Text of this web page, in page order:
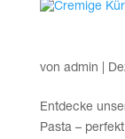
von admin
Ent­de­cke
Pas­ta –